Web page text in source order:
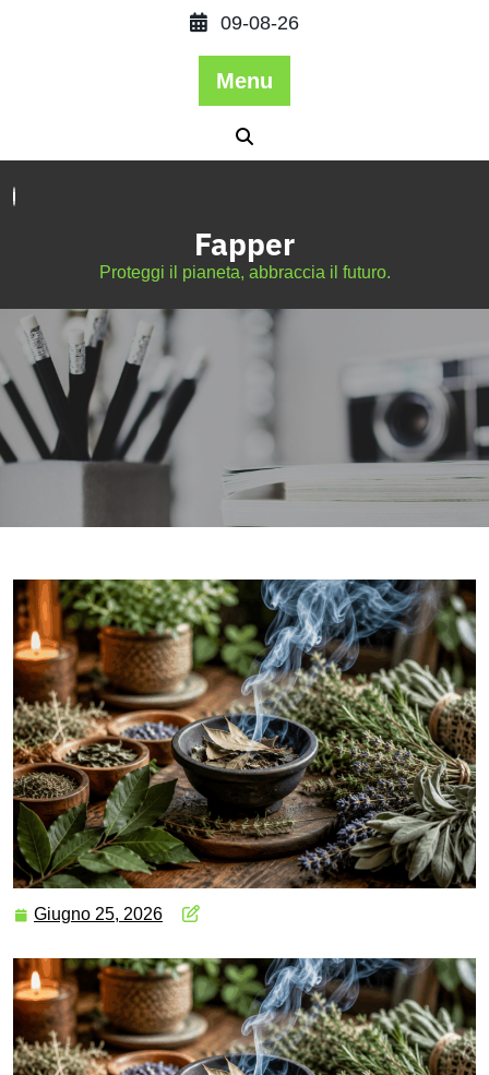
09-08-26
Menu
Fapper
Proteggi il pianeta, abbraccia il futuro.
Giugno 25, 2026